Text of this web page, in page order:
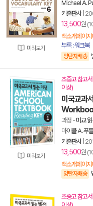
미리보기
Michael A.
키출판사|
13,500원
책소개페이
부록 : 워크북
양탄자배송
미리보기
초중고 참고
이상)
미국교과
과정 - 미교
마이클 A. 푸
키출판사|
13,500원
책소개페이
양탄자배송
초중고 참고